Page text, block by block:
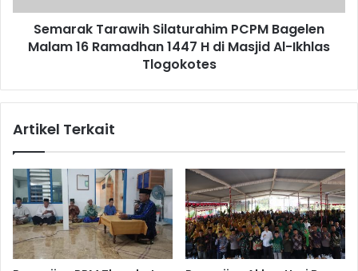
1447
Ikhlas
Semarak Tarawih Silaturahim PCPM Bagelen
Malam 16 Ramadhan 1447 H di Masjid Al-Ikhlas
Tlogokotes
Artikel Terkait